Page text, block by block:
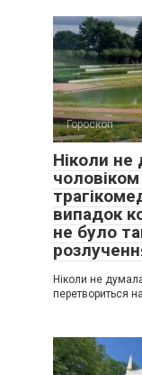
Гороскоп
Ніколи
випадок
не було
Ніколи не
перетвориться